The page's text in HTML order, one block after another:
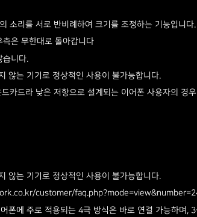
소리를 서로 반비례하여 크기를 조정하는 기능입니다.
은 무한대로 돌아갑니다
니다.
않는 기기로 정상적인 사용이 불가능합니다.
카드라 낮은 저항으로 설계되는 이어폰 사용자의 경
않는 기기로 정상적인 사용이 불가능합니다.
customer/
폰에 주로 적용되는 4극 방식은 바로 연결 가능하며,